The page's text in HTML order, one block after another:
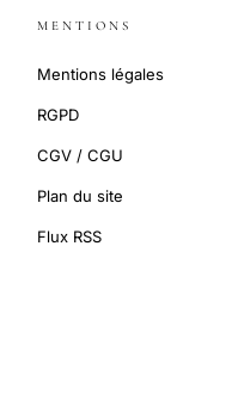
MENTIONS
Mentions légales
RGPD
CGV / CGU
Plan du site
Flux RSS